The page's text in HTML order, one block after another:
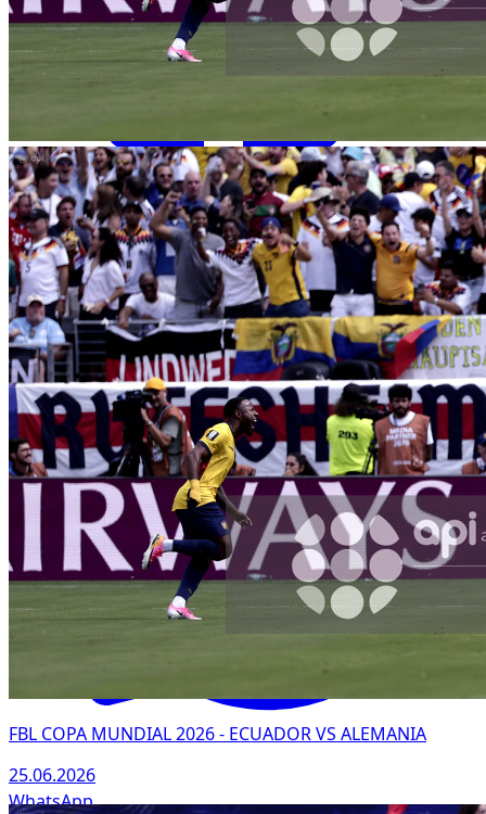
Facebook
WhatsApp
FBL COPA MUNDIAL 2026 - ECUADOR VS ALEMANIA
25.06.2026